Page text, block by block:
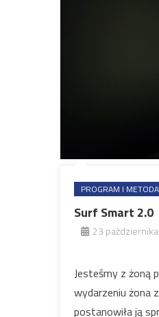
PROGRAM I METODA
Surf Smart 2.0
23
Jesteśmy z żoną
wydarzeniu żona
postanowiła ją